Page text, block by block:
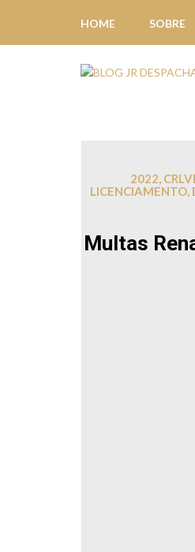
HOME SOBRE
2022,
LICENCIAMENTO,
Multas